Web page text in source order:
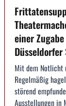
einer
Mit dem Notlicht
Regelmäßig
störend
Ausstellungen in